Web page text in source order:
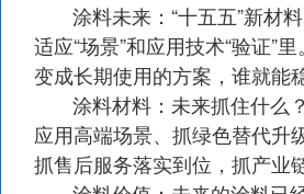
涂料未来：“十五五”新材
适应“场景”和应用技术“验证”
变成长期使用的方案，谁就能
涂料材料：未来抓住什么
应用高端场景、抓绿色替代升
抓售后服务落实到位，抓产业